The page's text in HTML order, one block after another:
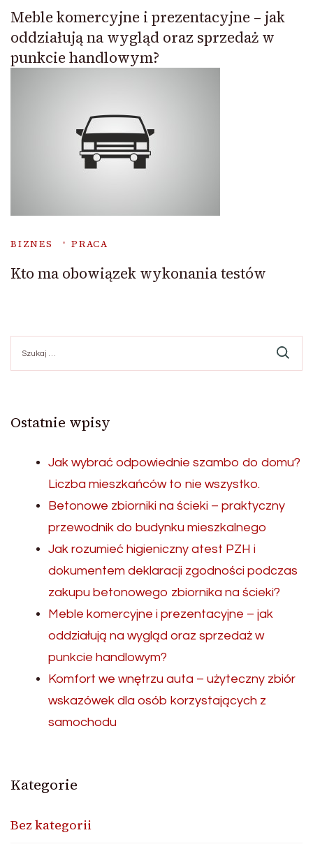
Meble komercyjne i prezentacyjne – jak
oddziałują na wygląd oraz sprzedaż w
punkcie handlowym?
BIZNES PRACA
Kto ma obowiązek wykonania testów
Ostatnie wpisy
Jak wybrać odpowiednie szambo do domu?
Liczba mieszkańców to nie wszystko.
Betonowe zbiorniki na ścieki – praktyczny
przewodnik do budynku mieszkalnego
Jak rozumieć higieniczny atest PZH i
dokumentem deklaracji zgodności podczas
zakupu betonowego zbiornika na ścieki?
Meble komercyjne i prezentacyjne – jak
oddziałują na wygląd oraz sprzedaż w
punkcie handlowym?
Komfort we wnętrzu auta – użyteczny zbiór
wskazówek dla osób korzystających z
samochodu
Kategorie
Bez kategorii